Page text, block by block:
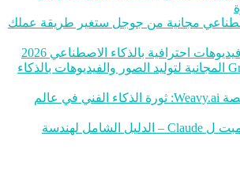
اصطناعي مجانية من جوجل ستغير طريقة عملك
احترافية بالذكاء الاصطناعي 2026
أفضل بدائل Grok المجانية لتوليد الصور والفيديوهات بالذكاء
دليل شامل لمنصة Weavy.ai: ثورة الذكاء الفني في عالم
كيف تكتب برومبت ل Claude – الدليل الشامل لهندسة